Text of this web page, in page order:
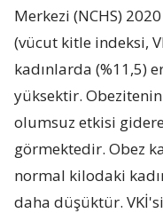
Merkezi (NCHS)
(vücut kitle indeksi,
kadınlarda (%11,5)
yüksektir.
olumsuz etkisi
görmektedir. Obez
normal kilodaki
daha düşüktür.